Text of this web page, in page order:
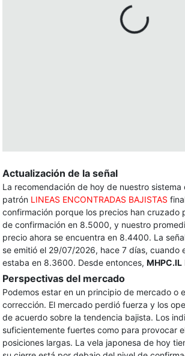
Actualización de la señal
La recomendación de hoy de nuestro sistema
patrón LINEAS ENCONTRADAS BAJISTAS
confirmación porque los precios han cruzado
de confirmación en 8.5000, y nuestro
precio ahora se encuentra en 8.4400. La
se emitió el 29/07/2026, hace 7 días, cuando
estaba en 8.3600. Desde entonces, MHPC.IL
Perspectivas del mercado
Podemos estar en un principio de mercado o
corrección. El mercado perdió fuerza y ​​los
de acuerdo sobre la tendencia bajista. Los
suficientemente fuertes como para provocar
posiciones largas. La vela japonesa de hoy